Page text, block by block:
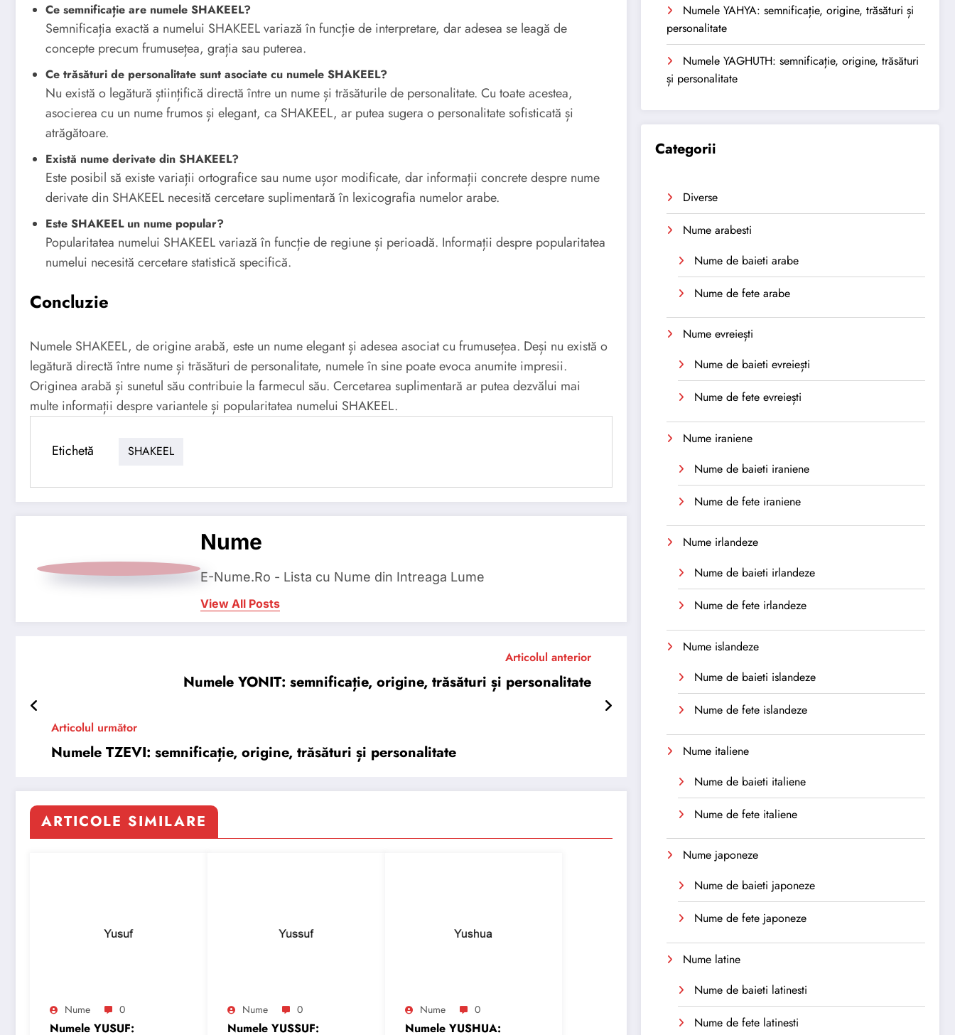
Ce semnificație are numele SHAKEEL?
Semnificația exactă a numelui SHAKEEL variază în funcție de interpretare, dar adesea se leagă de
concepte precum frumusețea, grația sau puterea.
Ce trăsături de personalitate sunt asociate cu numele SHAKEEL?
Nu există o legătură științifică directă între un nume și trăsăturile de personalitate. Cu toate acestea,
asocierea cu un nume frumos și elegant, ca SHAKEEL, ar putea sugera o personalitate sofisticată și
atrăgătoare.
Există nume derivate din SHAKEEL?
Este posibil să existe variații ortografice sau nume ușor modificate, dar informații concrete despre nume
derivate din SHAKEEL necesită cercetare suplimentară în lexicografia numelor arabe.
Este SHAKEEL un nume popular?
Popularitatea numelui SHAKEEL variază în funcție de regiune și perioadă. Informații despre popularitatea
numelui necesită cercetare statistică specifică.
Concluzie
Numele SHAKEEL, de origine arabă, este un nume elegant și adesea asociat cu frumusețea. Deși nu există o
legătură directă între nume și trăsături de personalitate, numele în sine poate evoca anumite impresii.
Originea arabă și sunetul său contribuie la farmecul său. Cercetarea suplimentară ar putea dezvălui mai
multe informații despre variantele și popularitatea numelui SHAKEEL.
Etichetă SHAKEEL
Nume
E-Nume.Ro - Lista cu Nume din Intreaga Lume
View All Posts
Articolul anterior
Numele YONIT: semnificație, origine, trăsături și personalitate
Articolul următor
Numele TZEVI: semnificație, origine, trăsături și personalitate
ARTICOLE SIMILARE
Nume 0
Numele YUSUF:
Nume 0
Numele YUSSUF:
Nume 0
Numele YUSHUA:
Numele YAHYA: semnificație, origine, trăsături și
personalitate
Numele YAGHUTH: semnificație, origine, trăsături
și personalitate
Categorii
Diverse
Nume arabesti
Nume de baieti arabe
Nume de fete arabe
Nume evreiești
Nume de baieti evreiești
Nume de fete evreiești
Nume iraniene
Nume de baieti iraniene
Nume de fete iraniene
Nume irlandeze
Nume de baieti irlandeze
Nume de fete irlandeze
Nume islandeze
Nume de baieti islandeze
Nume de fete islandeze
Nume italiene
Nume de baieti italiene
Nume de fete italiene
Nume japoneze
Nume de baieti japoneze
Nume de fete japoneze
Nume latine
Nume de baieti latinesti
Nume de fete latinesti